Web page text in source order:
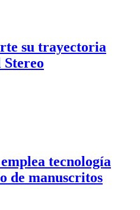
su trayectoria
tecnología
de manuscritos